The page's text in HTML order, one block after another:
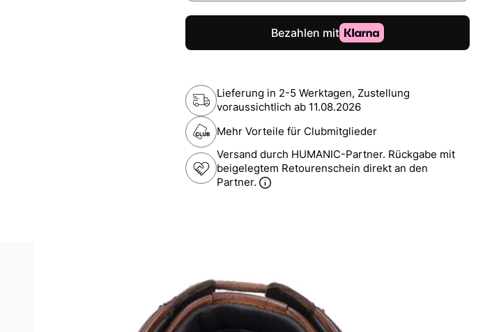
Lieferung in 2-5 Werktagen, Zustellung
voraussichtlich ab 11.08.2026
Mehr Vorteile für Clubmitglieder
Versand durch HUMANIC-Partner. Rückgabe mit
beigelegtem Retourenschein direkt an den
Partner.